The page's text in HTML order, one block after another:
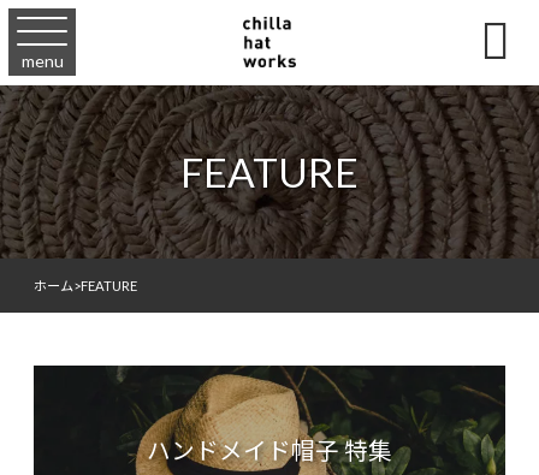
menu 
FEATURE
ホーム>FEATURE
ハンドメイド帽子 特集